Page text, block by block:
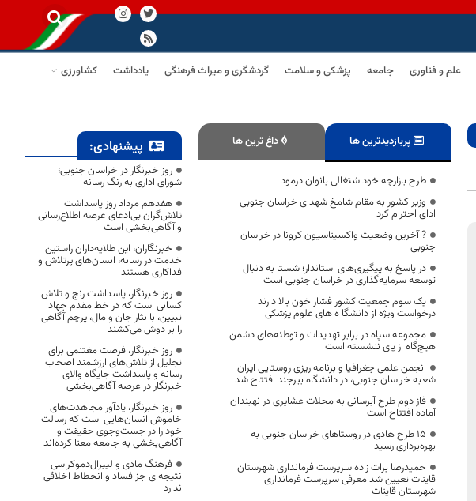
علم و فناوری جامعه پزشکی و سلامت گردشگری و میراث فرهنگی یادداشت
کشاورزی
پربازدیدترین ها داغ ترین ها
طرح بازارچه خوداشتغالی بانوان درمود
وزیر کشور به مقام شامخ شهدای خراسان جنوبی
ادای احترام کرد
? آخرین وضعیت واکسیناسیون کرونا در خراسان
جنوبی
در پاسخ به پیگیری‌های استاندار؛ شستا به دنبال
توسعه سرمایه‌گذاری در خراسان جنوبی است
یک سوم جمعیت کشور فشار خون بالا دارند
درخواست ویژه از دانشگا ه های علوم پزشکی
مجموعه سپاه در برابر تهدیدات و توطئه‌های دشمن
هیچ‌گاه از پای ننشسته است
انجمن علمی جغرافیا و برنامه ریزی روستایی ایران
شعبه خراسان جنوبی، در دانشگاه بیرجند افتتاح شد
فاز دوم طرح آبرسانی به محلات عشایری در نهبندان
آماده افتتاح است
۱۵ طرح هادی در روستاهای خراسان جنوبی به
بهره‌برداری رسید
حمیدرضا برات زاده سرپرست فرمانداری شهرستان
قاینات تعیین شد معرفی سرپرست فرمانداری
شهرستان قاینات
پیشنهادی:
روز خبرنگار در خراسان جنوبی؛
شورای اداری به رنگ رسانه
هفدهم مرداد روز پاسداشت
تلاش‌گران بی‌ادعای عرصه اطلاع‌رسانی
و آگاهی‌بخشی است
خبرنگاران، این طلایه‌داران راستین
خدمت در رسانه، انسان‌های پرتلاش و
فداکاری هستند
روز خبرنگار، پاسداشت رنج و تلاش
کسانی است که در خط مقدم جهاد
تبیین، با نثار جان و مال، پرچم آگاهی
را بر دوش می‌کشند
روز خبرنگار، فرصت مغتنمی برای
تجلیل از تلاش‌های ارزشمند اصحاب
رسانه و پاسداشت جایگاه والای
خبرنگار در عرصه آگاهی‌بخشی
روز خبرنگار، یادآور مجاهدت‌های
خاموش انسان‌هایی است که رسالت
خود را در جست‌وجوی حقیقت و
آگاهی‌بخشی به جامعه معنا کرده‌اند
فرهنگ مادی و لیبرال‌دموکراسی
نتیجه‌ای جز فساد و انحطاط اخلاقی
ندارد